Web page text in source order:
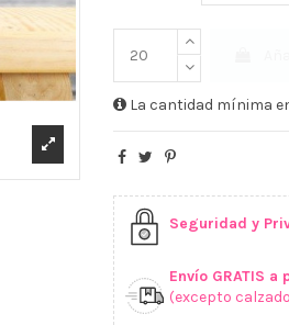
La cantidad mínima
Seguridad y
Envío GRATIS
(excepto